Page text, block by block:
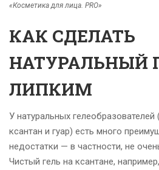
«Косметика для лица. PRO»
КАК СДЕЛАТЬ
НАТУРАЛЬНЫЙ
ЛИПКИМ
У натуральных
ксантан и гуар) есть много
недостатки — в частности, не
Чистый гель на ксантане,